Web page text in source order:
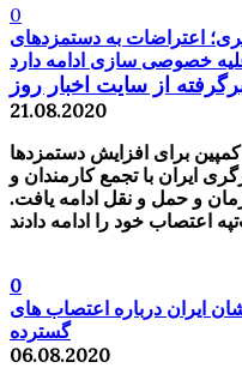
0
اعتراضات به دستمزدهای
خصوصی سازی ادامه دارد
از سایت اخبار روز
21.08.2020
برای افزایش دستمزدها
ایران با تجمع کارمندان و
و حمل و نقل ادامه یافت.
اعتصاب خود را ادامه دادند
0
ایران درباره اعتصاب های
گسترده
06.08.2020